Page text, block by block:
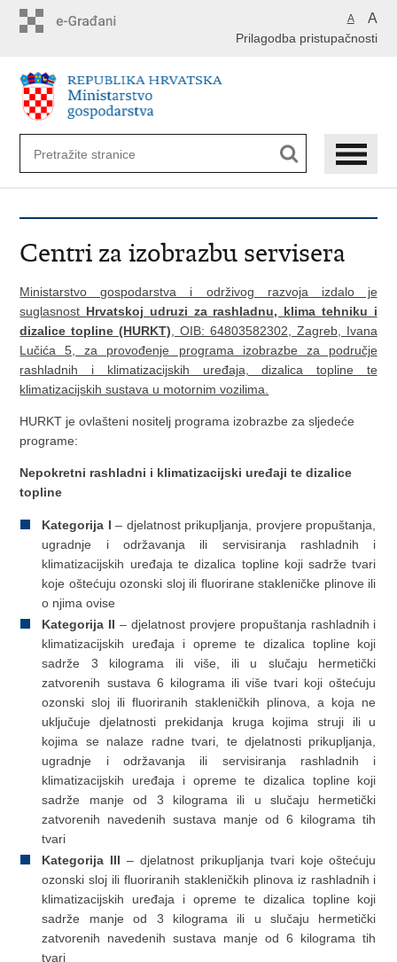
A A
Prilagodba pristupačnosti
Centri za izobrazbu servisera
Ministarstvo gospodarstva i održivog razvoja izdalo je
suglasnost Hrvatskoj udruzi za rashladnu, klima tehniku i
dizalice topline (HURKT) , OIB: 64803582302, Zagreb, Ivana
Lučića 5, za provođenje programa izobrazbe za područje
rashladnih i klimatizacijskih uređaja, dizalica topline te
klimatizacijskih sustava u motornim vozilima.
HURKT je ovlašteni nositelj programa izobrazbe za sljedeće
programe:
Nepokretni rashladni i klimatizacijski uređaji te dizalice
topline
Kategorija I – djelatnost prikupljanja, provjere propuštanja,
ugradnje i održavanja ili servisiranja rashladnih i
klimatizacijskih uređaja te dizalica topline koji sadrže tvari
koje oštećuju ozonski sloj ili fluorirane stakleničke plinove ili
o njima ovise
Kategorija II – djelatnost provjere propuštanja rashladnih i
klimatizacijskih uređaja i opreme te dizalica topline koji
sadrže 3 kilograma ili više, ili u slučaju hermetički
zatvorenih sustava 6 kilograma ili više tvari koji oštećuju
ozonski sloj ili fluoriranih stakleničkih plinova, a koja ne
uključuje djelatnosti prekidanja kruga kojima struji ili u
kojima se nalaze radne tvari, te djelatnosti prikupljanja,
ugradnje i održavanja ili servisiranja rashladnih i
klimatizacijskih uređaja i opreme te dizalica topline koji
sadrže manje od 3 kilograma ili u slučaju hermetički
zatvorenih navedenih sustava manje od 6 kilograma tih
tvari
Kategorija III – djelatnost prikupljanja tvari koje oštećuju
ozonski sloj ili fluoriranih stakleničkih plinova iz rashladnih i
klimatizacijskih uređaja i opreme te dizalica topline koji
sadrže manje od 3 kilograma ili u slučaju hermetički
zatvorenih navedenih sustava manje od 6 kilograma tih
tvari